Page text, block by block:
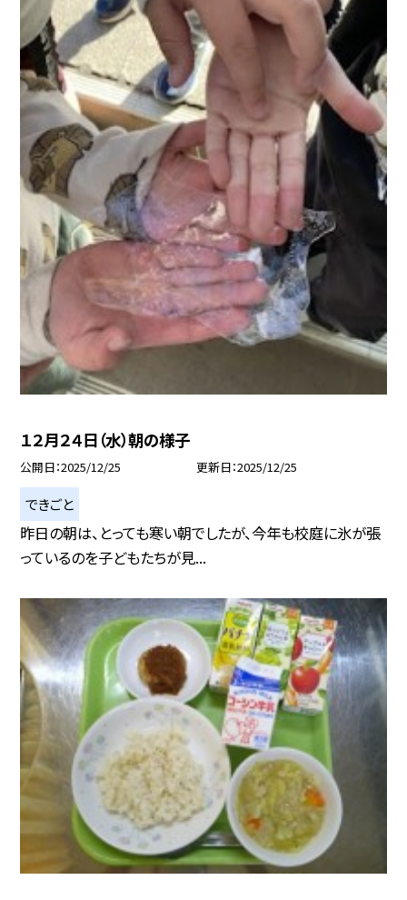
１２月２４日（水）朝の様子
公開日 2025/12/25 更新日 2025/12/25
できごと
昨日の朝は、とっても寒い朝でしたが、今年も校庭に氷が張
っているのを子どもたちが見...